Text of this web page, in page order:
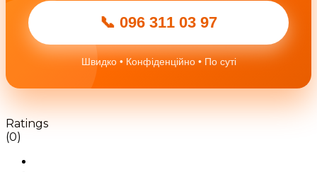
📞 096 311 03 97
Швидко • Конфіденційно • По суті
Ratings
(0)